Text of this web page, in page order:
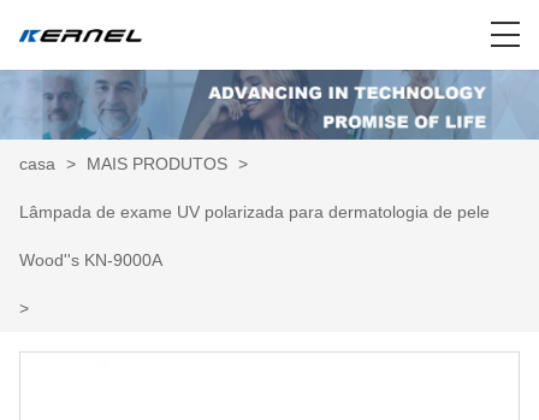
casa > MAIS PRODUTOS >
Lâmpada de exame UV polarizada para dermatologia de pele
Wood''s KN-9000A
>